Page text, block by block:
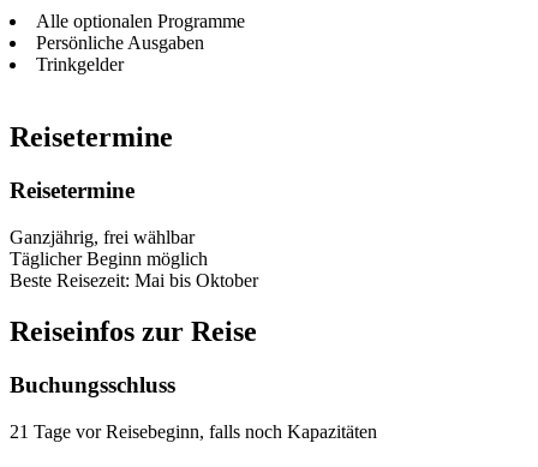
Alle optionalen Programme
Persönliche Ausgaben
Trinkgelder
Reisetermine
Reisetermine
Ganzjährig, frei wählbar
Täglicher Beginn möglich
Beste Reisezeit: Mai bis Oktober
Reiseinfos zur Reise
Buchungsschluss
21 Tage vor Reisebeginn, falls noch Kapazitäten